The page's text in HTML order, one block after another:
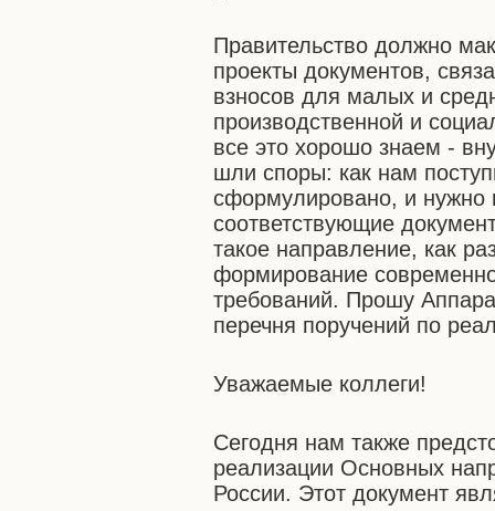
Правительство должно
проекты документов,
взносов для малых и
производственной и
все это хорошо знаем -
шли споры: как нам
сформулировано, и нужно
соответствующие
такое направление, как
формирование
требований. Прошу
перечня поручений по
Уважаемые коллеги!
Сегодня нам также
реализации Основных
России. Этот документ